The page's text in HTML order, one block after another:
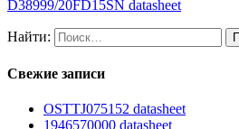
D38999/20FD15SN datasheet
Найти:
Свежие записи
OSTTJ075152 datasheet
1946570000 datasheet